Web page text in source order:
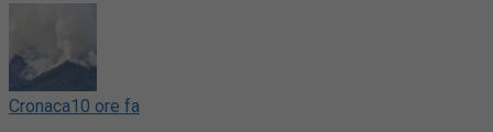
Cronaca10 ore fa